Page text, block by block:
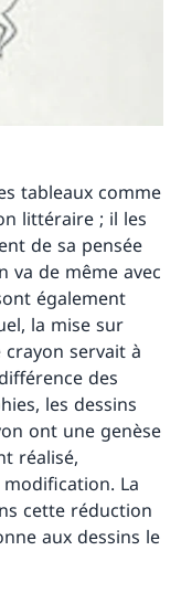
tableaux comme
littéraire ; il les
de sa pensée
va de même avec
également
la mise sur
servait à
des
les dessins
ont une genèse
réalisé,
La
cette réduction
aux dessins le